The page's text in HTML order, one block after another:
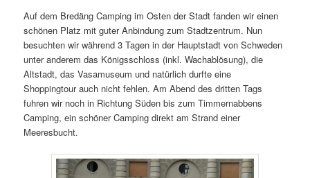
Auf dem Bredäng Camping im Osten der Stadt fanden wir einen
schönen Platz mit guter Anbindung zum Stadtzentrum. Nun
besuchten wir während 3 Tagen in der Hauptstadt von Schweden
unter anderem das Königsschloss (inkl. Wachablösung), die
Altstadt, das Vasamuseum und natürlich durfte eine
Shoppingtour auch nicht fehlen. Am Abend des dritten Tags
fuhren wir noch in Richtung Süden bis zum Timmernabbens
Camping, ein schöner Camping direkt am Strand einer
Meeresbucht.